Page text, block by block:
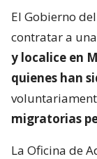
El Gobierno
contratar a
y localice en
quienes han
migratorias
La Oficina de